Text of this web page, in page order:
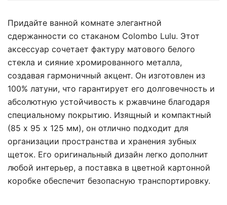
Придайте ванной комнате элегантной
сдержанности со стаканом Colombo Lulu. Этот
аксессуар сочетает фактуру матового белого
стекла и сияние хромированного металла,
создавая гармоничный акцент. Он изготовлен из
100% латуни, что гарантирует его долговечность и
абсолютную устойчивость к ржавчине благодаря
специальному покрытию. Изящный и компактный
(85 х 95 х 125 мм), он отлично подходит для
организации пространства и хранения зубных
щеток. Его оригинальный дизайн легко дополнит
любой интерьер, а поставка в цветной картонной
коробке обеспечит безопасную транспортировку.